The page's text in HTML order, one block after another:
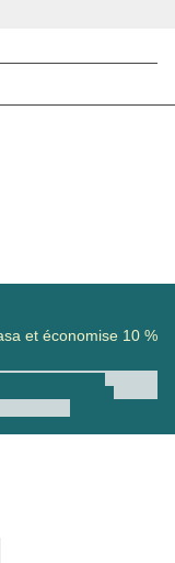
et économise 10 %